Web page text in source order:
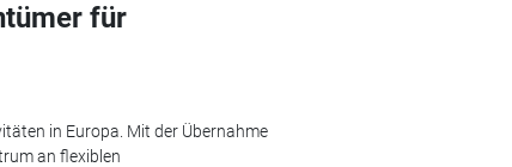
für
in Europa. Mit der Übernahme
an flexiblen